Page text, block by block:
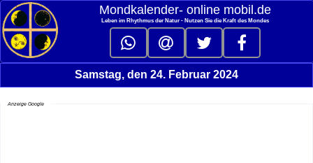
Mondkalender‑ online mobil.de
Leben im Rhythmus der Natur - Nutzen Sie die Kraft des Mondes
Samstag, den 24. Februar 2024
Anzeige Google